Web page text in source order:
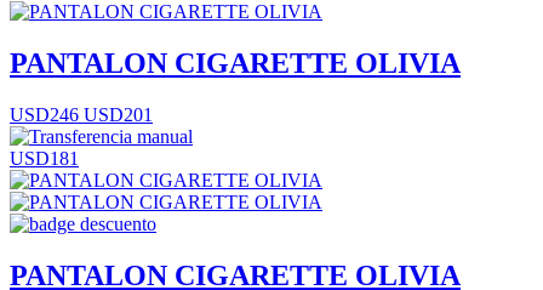
PANTALON CIGARETTE OLIVIA
USD246 USD201
USD181
PANTALON CIGARETTE OLIVIA